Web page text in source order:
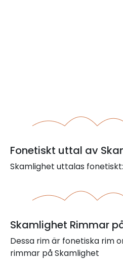
Fonetiskt uttal av
Skamlighet uttalas
Skamlighet Rimmar
Dessa rim är fonetiska rim
rimmar på Skamlighet